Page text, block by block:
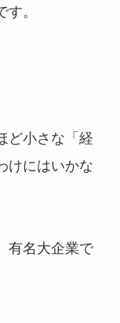
。
ど小さな「経
けにはいかな
有名大企業で